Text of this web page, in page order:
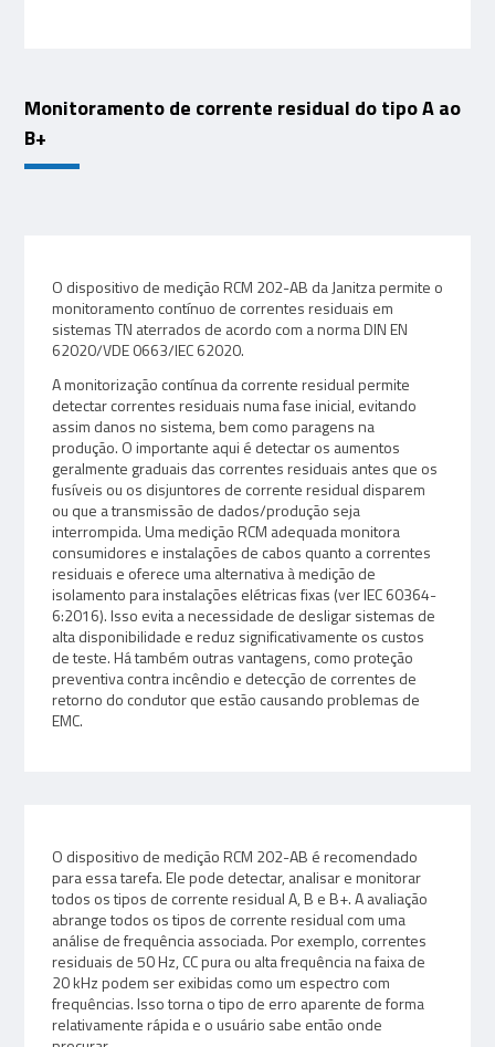
Monitoramento de corrente residual do tipo A ao
B+
O dispositivo de medição RCM 202-AB da Janitza permite o
monitoramento contínuo de correntes residuais em
sistemas TN aterrados de acordo com a norma DIN EN
62020/VDE 0663/IEC 62020.
A monitorização contínua da corrente residual permite
detectar correntes residuais numa fase inicial, evitando
assim danos no sistema, bem como paragens na
produção. O importante aqui é detectar os aumentos
geralmente graduais das correntes residuais antes que os
fusíveis ou os disjuntores de corrente residual disparem
ou que a transmissão de dados/produção seja
interrompida. Uma medição RCM adequada monitora
consumidores e instalações de cabos quanto a correntes
residuais e oferece uma alternativa à medição de
isolamento para instalações elétricas fixas (ver IEC 60364-
6:2016). Isso evita a necessidade de desligar sistemas de
alta disponibilidade e reduz significativamente os custos
de teste. Há também outras vantagens, como proteção
preventiva contra incêndio e detecção de correntes de
retorno do condutor que estão causando problemas de
EMC.
O dispositivo de medição RCM 202-AB é recomendado
para essa tarefa. Ele pode detectar, analisar e monitorar
todos os tipos de corrente residual A, B e B+. A avaliação
abrange todos os tipos de corrente residual com uma
análise de frequência associada. Por exemplo, correntes
residuais de 50 Hz, CC pura ou alta frequência na faixa de
20 kHz podem ser exibidas como um espectro com
frequências. Isso torna o tipo de erro aparente de forma
relativamente rápida e o usuário sabe então onde